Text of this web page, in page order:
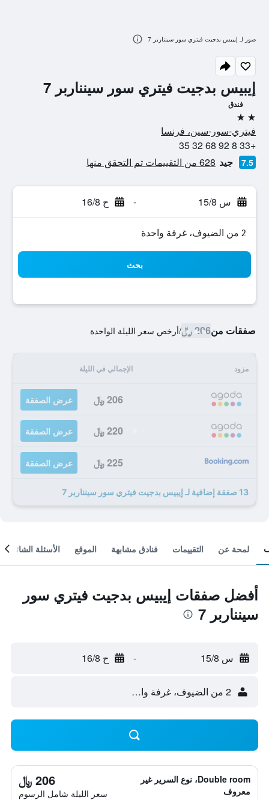
إيبيس بدجيت فيتري سور سينناربر 7
فندق
2 نجمتين
فيتري-سور-سين، فرنسا
+33 8 92 68 32 35
7.5 جيد 628 من التقييمات تم التحقق منها
س 15/8 - ح 16/8
2 من الضيوف، غرفة واحدة
بحث
صفقات من206 ﷼ /أرخص سعر الليلة الواحدة
مزود الإجمالي في الليلة
206 ﷼ عرض الصفقة
220 ﷼ عرض الصفقة
225 ﷼ عرض الصفقة
13 صفقة إضافية لـ إيبيس بدجيت فيتري سور سينناربر 7
صور لـ إيبيس بدجيت فيتري سور سينناربر 7
لمحة عن التقييمات فنادق مشابهة الموقع الأسئلة الشائعة
أفضل صفقات إيبيس بدجيت فيتري سور
سينناربر 7
س 15/8 - ح 16/8
2 من الضيوف، غرفة واحدة
Double room، نوع السرير غير
معروف
206 ﷼
سعر الليلة شامل الرسوم